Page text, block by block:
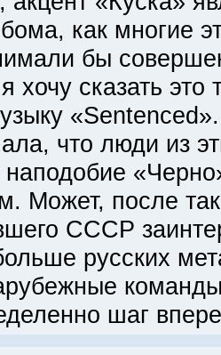
как многие
бы
сказать это
что люди из
наподобие
Может, после
СССР
русских
шаг